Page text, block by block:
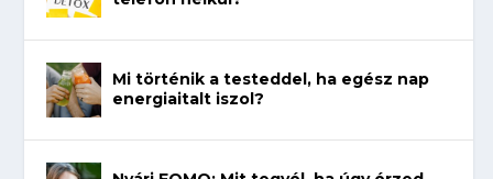
Mi történik a testeddel, ha egész nap
energiaitalt iszol?